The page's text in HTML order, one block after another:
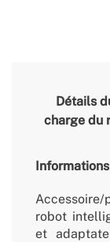
Détails
charge du
Informations
robot
et